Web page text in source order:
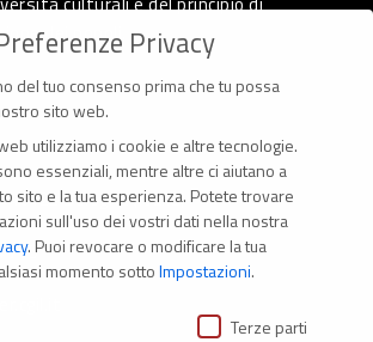
dei popoli.
40122 Bologna (Italia)
775
Privacy
del tuo consenso prima che tu possa
sito web.
utilizziamo i cookie e altre tecnologie.
essenziali, mentre altre ci aiutano a
sito e la tua esperienza. Potete trovare
sull'uso dei vostri dati nella nostra
. Puoi revocare o modificare la tua
momento sottoImpostazioni.
Terze parti